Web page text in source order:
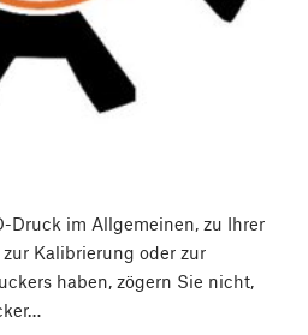
Druck im Allgemeinen, zu Ihrer
Kalibrierung oder zur
haben, zögern Sie nicht,